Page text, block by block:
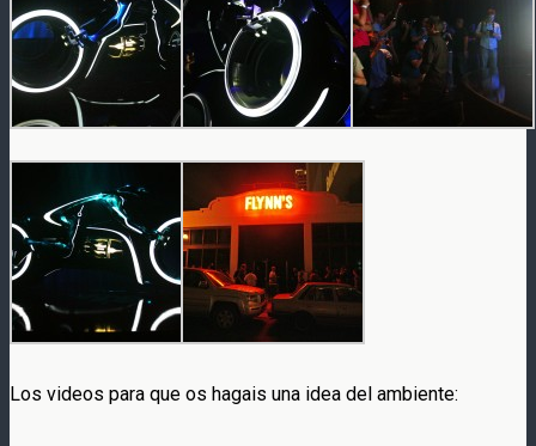
Los videos para que os hagais una idea del ambiente: